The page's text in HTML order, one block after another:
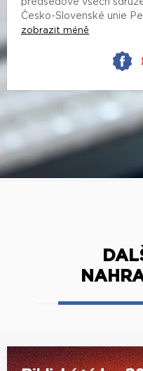
Česko-Slovenské unie
zobrazit méně